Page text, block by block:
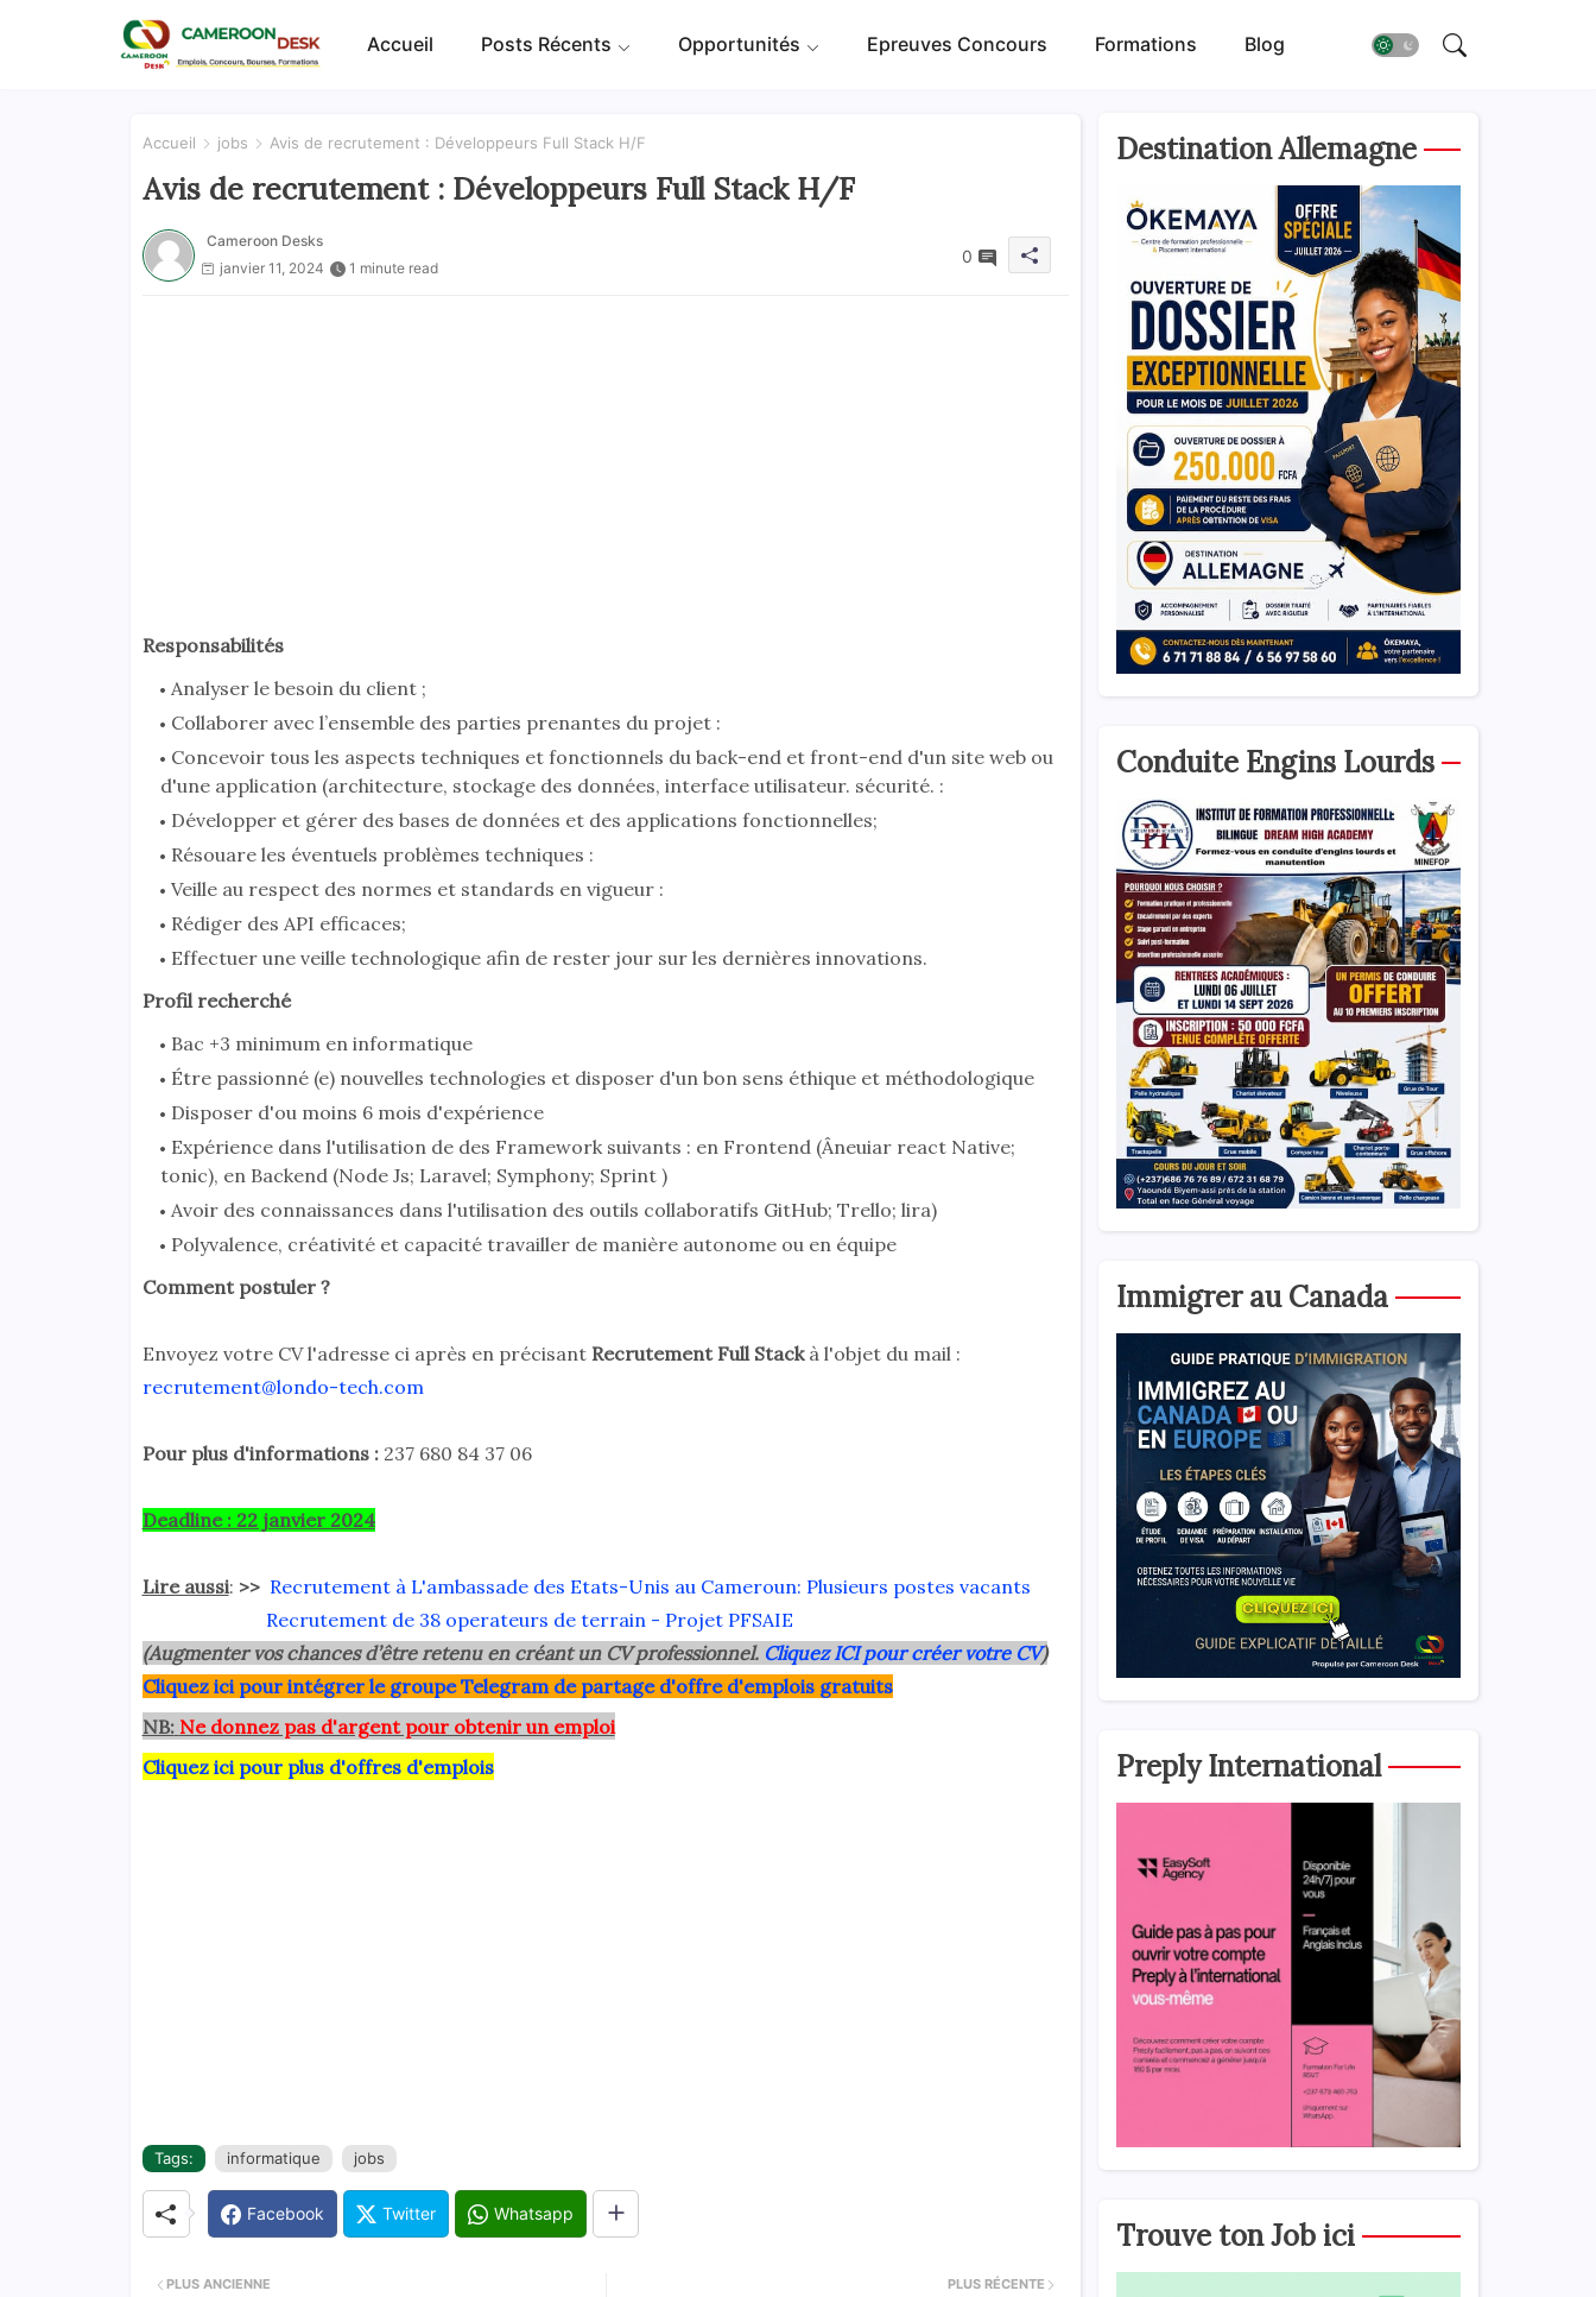
Accueil Posts Récents Opportunités Epreuves Concours Formations Blog
Accueil jobs Avis de recrutement : Développeurs Full Stack H/F
Avis de recrutement : Développeurs Full Stack H/F
Cameroon Desks
janvier 11, 2024
1 minute read
0
Responsabilités
Analyser le besoin du client ;
Collaborer avec l’ensemble des parties prenantes du projet :
Concevoir tous les aspects techniques et fonctionnels du back-end et front-end d'un site web ou
d'une application (architecture, stockage des données, interface utilisateur. sécurité. :
Développer et gérer des bases de données et des applications fonctionnelles;
Résouare les éventuels problèmes techniques :
Veille au respect des normes et standards en vigueur :
Rédiger des API efficaces;
Effectuer une veille technologique afin de rester jour sur les dernières innovations.
Profil recherché
Bac +3 minimum en informatique
Étre passionné (e) nouvelles technologies et disposer d'un bon sens éthique et méthodologique
Disposer d'ou moins 6 mois d'expérience
Expérience dans l'utilisation de des Framework suivants : en Frontend (Âneuiar react Native;
tonic), en Backend (Node Js; Laravel; Symphony; Sprint )
Avoir des connaissances dans l'utilisation des outils collaboratifs GitHub; Trello; lira)
Polyvalence, créativité et capacité travailler de manière autonome ou en équipe
Comment postuler ?
Envoyez votre CV l'adresse ci après en précisant Recrutement Full Stackà l'objet du mail :
recrutement@londo-tech.com
Pour plus d'informations :237 680 84 37 06
Deadline : 22 janvier 2024
Lire aussi: >> Recrutement à L'ambassade des Etats-Unis au Cameroun: Plusieurs postes vacants
Recrutement de 38 operateurs de terrain - Projet PFSAIE
(Augmenter vos chances d’être retenu en créant un CV professionnel. Cliquez ICI pour créer votre CV)
Cliquez ici pour intégrer le groupe Telegram de partage d'offre d'emplois gratuits
NB: Ne donnez pas d'argent pour obtenir un emploi
Cliquez ici pour plus d'offres d'emplois
Tags: informatique jobs
Facebook Twitter Whatsapp
PLUS RÉCENTE
PLUS ANCIENNE
Destination Allemagne
Conduite Engins Lourds
Immigrer au Canada
Preply International
Trouve ton Job ici